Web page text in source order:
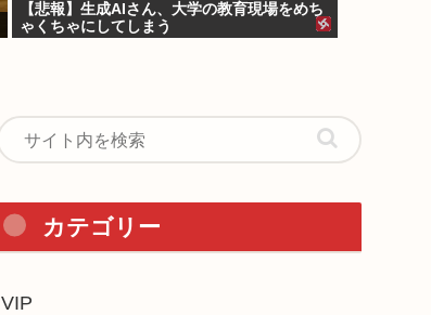
【悲報】生成AIさん、大学の教育現場をめち
ゃくちゃにしてしまう
カテゴリー
VIP